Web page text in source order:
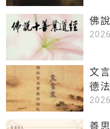
佛
文
德
善